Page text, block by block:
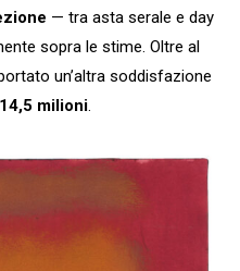
— tra asta serale e day
sopra le stime. Oltre al
un’altra soddisfazione
milioni.